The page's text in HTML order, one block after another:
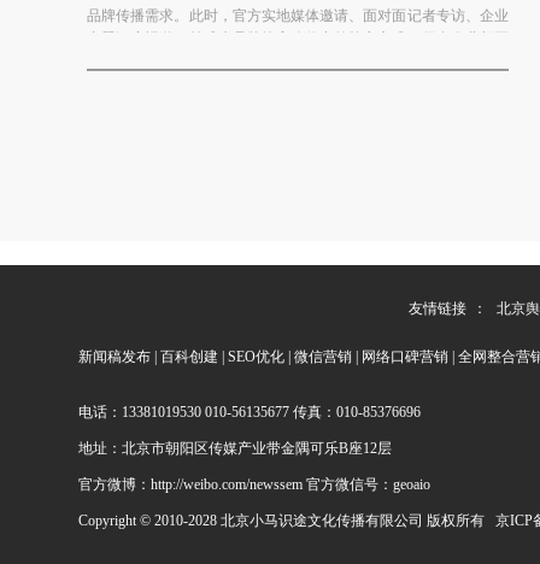
品牌传播需求。此时，官方实地媒体邀请、面对面记者专访、企业
友情链接 ： 北京
新闻稿发布 百科创建 SEO优化 微信营销 网络口碑营销 全网整合营
电话：13381019530 010-56135677 传真：010-85376696
地址：北京市朝阳区传媒产业带金隅可乐B座12层
官方微博：http://weibo.com/newssem 官方微信号：geoaio
Copyright © 2010-2028 北京小马识途文化传播有限公司 版权所有 京ICP